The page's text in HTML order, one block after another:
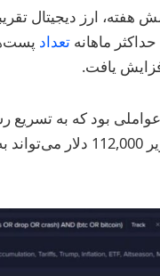
ماهانه تعداد
بود که به
کرد. به‌اعتبار تحلیلگران، بازگشت سریع